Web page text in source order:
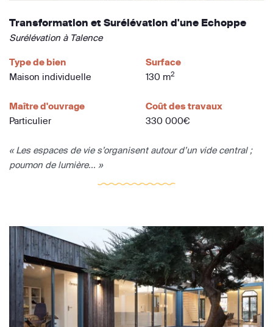
Transformation et Surélévation d'une Echoppe
Surélévation à Talence
Type de bien
Maison individuelle
Surface
130 m2
Maître d'ouvrage
Particulier
Coût des travaux
330 000€
« Les espaces de vie s’organisent autour d’un vide central ;
poumon de lumière... »